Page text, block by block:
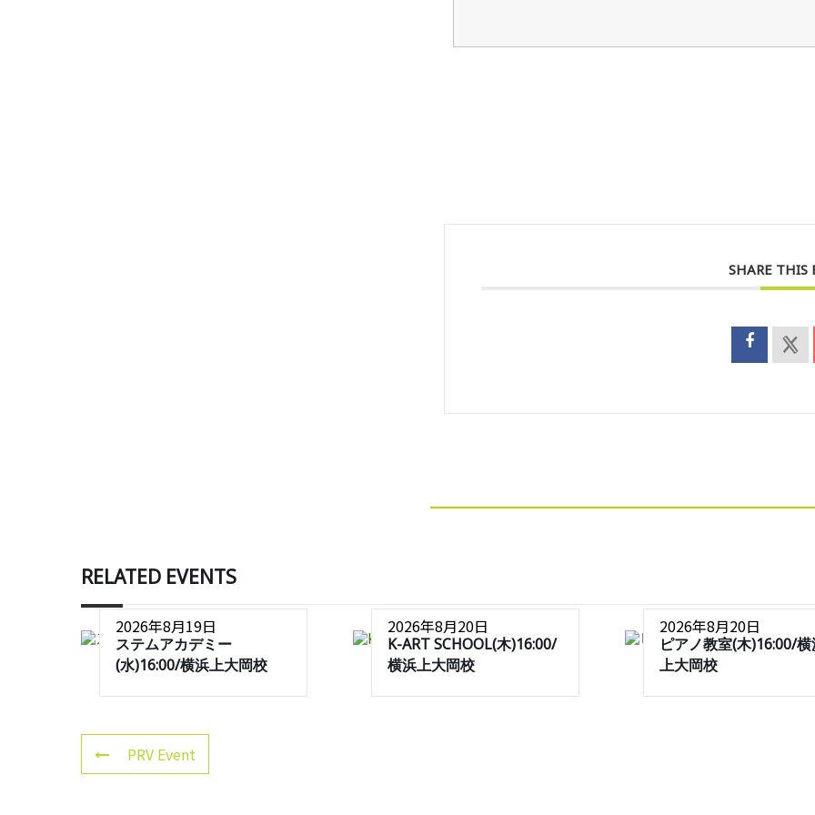
SHARE THIS
RELATED EVENTS
2026年8月19日
ステムアカデミー
(水)16:00/横浜上大岡校
2026年8月20日
K-ART SCHOOL(木)16:00/
横浜上大岡校
2026年8月20日
ピアノ教室(木)16:00/
上大岡校
PRV Event